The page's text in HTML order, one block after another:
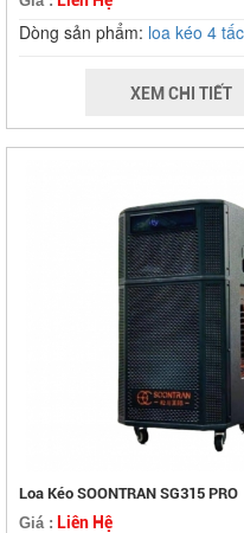
Dòng sản phẩm: loa kéo 4 tấc
XEM CHI TIẾT
Loa Kéo SOONTRAN SG315 PRO
Giá : Liên Hệ